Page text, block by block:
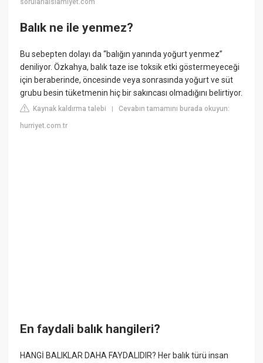
sorularlaislamiyet.com
Balık ne ile yenmez?
Bu sebepten dolayı da “balığın yanında yoğurt yenmez”
deniliyor. Özkahya, balık taze ise toksik etki göstermeyeceği
için beraberinde, öncesinde veya sonrasında yoğurt ve süt
grubu besin tüketmenin hiç bir sakıncası olmadığını belirtiyor.
Kaynak kaldırma talebi |Cevabın tamamını burada okuyun:
hurriyet.com.tr
En faydali balık hangileri?
HANGİ BALIKLAR DAHA FAYDALIDIR? Her balık türü insan